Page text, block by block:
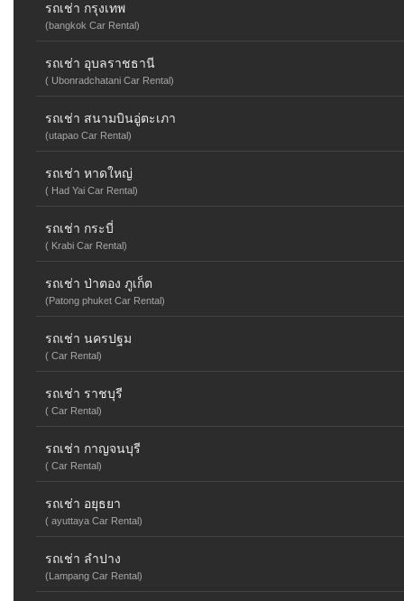
รถเช่า กรุงเทพ
(bangkok Car Rental)
รถเช่า อุบลราชธานี
( Ubonradchatani Car Rental)
รถเช่า สนามบินอู่ตะเภา
(utapao Car Rental)
รถเช่า หาดใหญ่
( Had Yai Car Rental)
รถเช่า กระบี่
( Krabi Car Rental)
รถเช่า ป่าตอง ภูเก็ต
(Patong phuket Car Rental)
รถเช่า นครปฐม
( Car Rental)
รถเช่า ราชบุรี
( Car Rental)
รถเช่า กาญจนบุรี
( Car Rental)
รถเช่า อยุธยา
( ayuttaya Car Rental)
รถเช่า ลำปาง
(Lampang Car Rental)